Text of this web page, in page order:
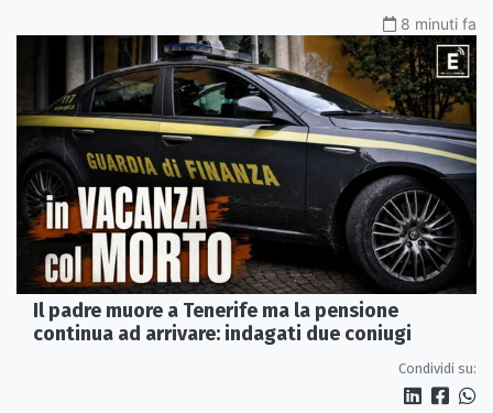
8 minuti fa
Il padre muore a Tenerife ma la pensione
continua ad arrivare: indagati due coniugi
Condividi su: